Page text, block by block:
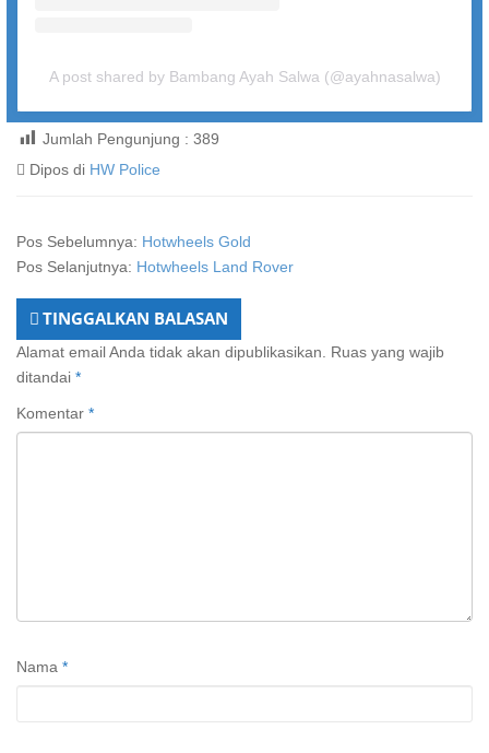
A post shared by Bambang Ayah Salwa (@ayahnasalwa)
Jumlah Pengunjung : 389
Dipos di HW Police
Pos Sebelumnya: Hotwheels Gold
Pos Selanjutnya: Hotwheels Land Rover
TINGGALKAN BALASAN
Alamat email Anda tidak akan dipublikasikan.
Ruas yang wajib
ditandai *
Komentar *
Nama *